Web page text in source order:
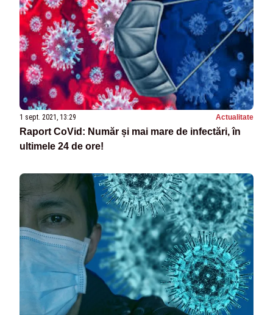
1 sept. 2021, 13:29 Actualitate
Raport CoVid: Număr și mai mare de infectări, în
ultimele 24 de ore!